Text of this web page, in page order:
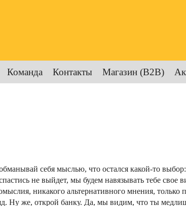
Команда Контакты Магазин (B2B)
себя мыслью, что остался какой-то
не выйдет, мы будем навязывать тебе
никакого альтернативного мнения,
Ну же, открой банку. Да, мы видим, что ты